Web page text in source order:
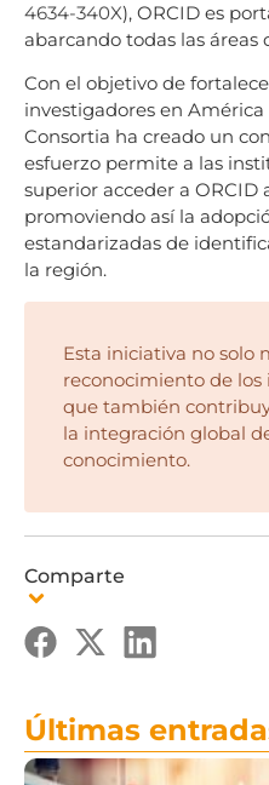
4634-340X), ORCID es
abarcando todas las áreas
Con el objetivo de
investigadores en
Consortia ha creado un
esfuerzo permite a las
superior acceder a ORCID
promoviendo así la
estandarizadas de
la región.
Esta iniciativa no solo
reconocimiento de los
que también
la integración global
conocimiento.
Comparte
Últimas